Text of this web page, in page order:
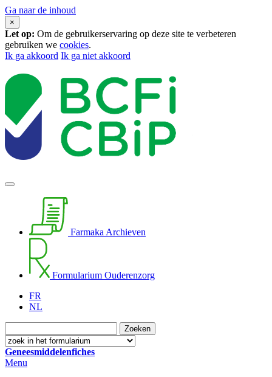
Ga naar de inhoud
×
Let op: Om de gebruikerservaring op deze site te verbeteren
gebruiken we cookies.
Ik ga akkoord Ik ga niet akkoord
Farmaka Archieven
Formularium Ouderenzorg
FR
NL
Geneesmiddelenfiches
Menu